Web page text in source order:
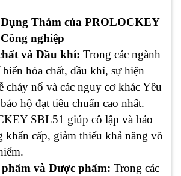
Thảm của PROLOCKEY
nghiệp
và Dầu khí: Trong các ngành
biến hóa chất, dầu khí, sự hiện
cháy nổ và các nguy cơ khác Yêu
hộ đạt tiêu chuẩn cao nhất.
SBL51 giúp cô lập và bảo
khẩn cấp, giảm thiểu khả năng vô
và Dược phẩm: Trong các